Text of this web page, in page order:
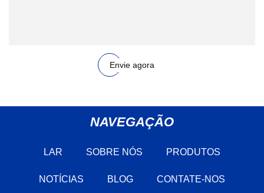
Envie agora
NAVEGAÇÃO
LAR SOBRE NÓS PRODUTOS
NOTÍCIAS BLOG CONTATE-NOS